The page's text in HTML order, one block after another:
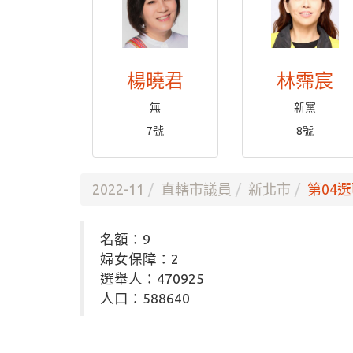
楊曉君
無
7號
林霈宸
新黨
8號
2022-11 直轄市議員 新北市 第04
名額：9
婦女保障：2
選舉人：470925
人口：588640